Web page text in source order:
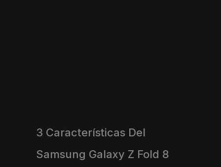
3 Características Del
Samsung Galaxy Z Fold 8